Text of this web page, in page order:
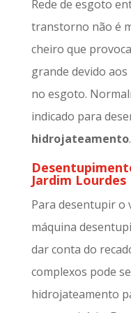
Rede de esgoto
transtorno não é
cheiro que
grande devido
no esgoto.
indicado para
hidrojateamento.
Jardim Lourdes
Para desentupir o
máquina
dar conta do
complexos pode
hidrojateamento